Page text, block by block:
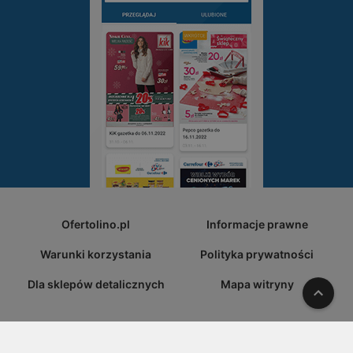
Ofertolino.pl Informacje prawne
Warunki korzystania Polityka prywatności
Dla sklepów detalicznych Mapa witryny W